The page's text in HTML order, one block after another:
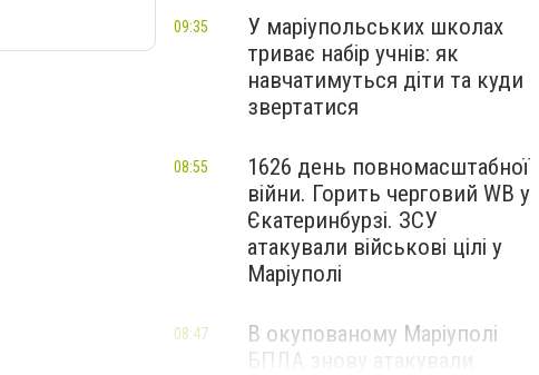
У маріупольських школах
триває набір учнів: як
навчатимуться діти та куди
звертатися
09:35
1626 день повномасштабної
війни. Горить черговий WB у
Єкатеринбурзі. ЗСУ
атакували військові цілі у
Маріуполі
08:55
В окупованому Маріуполі
БПЛА знову атакували
08:47